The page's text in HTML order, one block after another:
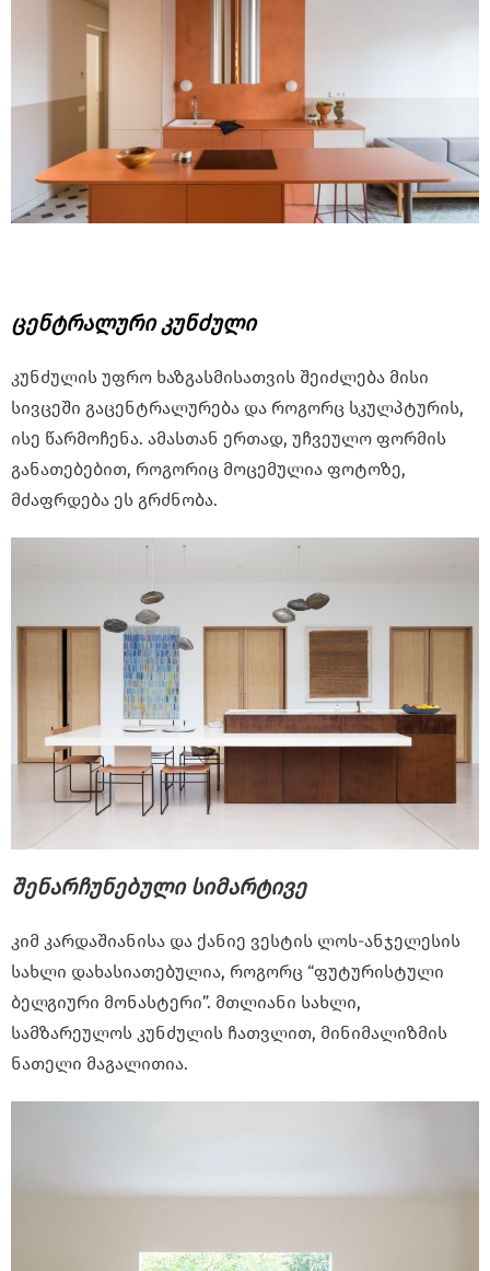
ცენტრალური კუნძული
კუნძულის უფრო ხაზგასმისათვის შეიძლება მისი
სივცეში გაცენტრალურება და როგორც სკულპტურის,
ისე წარმოჩენა. ამასთან ერთად, უჩვეულო ფორმის
განათებებით, როგორიც მოცემულია ფოტოზე,
მძაფრდება ეს გრძნობა.
შენარჩუნებული სიმარტივე
კიმ კარდაშიანისა და ქანიე ვესტის ლოს-ანჯელესის
სახლი დახასიათებულია, როგორც “ფუტურისტული
ბელგიური მონასტერი”. მთლიანი სახლი,
სამზარეულოს კუნძულის ჩათვლით, მინიმალიზმის
ნათელი მაგალითია.